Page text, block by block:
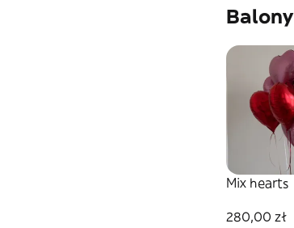
Balony
Mix hearts
280,00 zł